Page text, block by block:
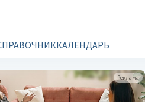
КАЛЕНДАРЬ
Реклама